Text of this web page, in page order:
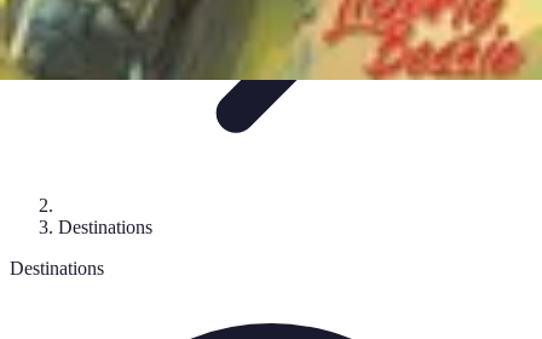
Destinations
Destinations